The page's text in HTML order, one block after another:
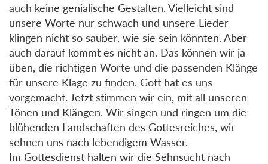
auch keine genialische Gestalten. Vielleicht sind
unsere Worte nur schwach und unsere Lieder
klingen nicht so sauber, wie sie sein könnten. Aber
auch darauf kommt es nicht an. Das können wir ja
üben, die richtigen Worte und die passenden Klänge
für unsere Klage zu finden. Gott hat es uns
vorgemacht. Jetzt stimmen wir ein, mit all unseren
Tönen und Klängen. Wir singen und ringen um die
blühenden Landschaften des Gottesreiches, wir
sehnen uns nach lebendigem Wasser.
Im Gottesdienst halten wir die Sehnsucht nach